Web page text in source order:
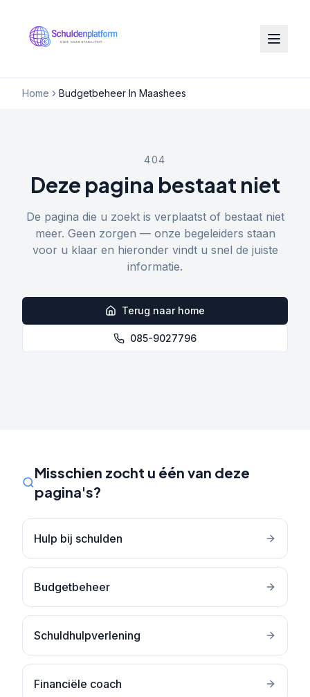
Home Budgetbeheer In Maashees
404
Deze pagina bestaat niet
De pagina die u zoekt is verplaatst of bestaat niet
meer. Geen zorgen — onze begeleiders staan
voor u klaar en hieronder vindt u snel de juiste
informatie.
Terug naar home
085-9027796
Misschien zocht u één van deze
pagina's?
Hulp bij schulden
Budgetbeheer
Schuldhulpverlening
Financiële coach